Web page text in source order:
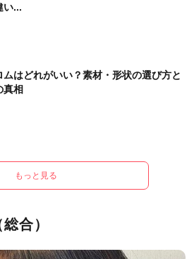
い...
ムはどれがいい？素材・形状の選び方と
真相
もっと見る
合）